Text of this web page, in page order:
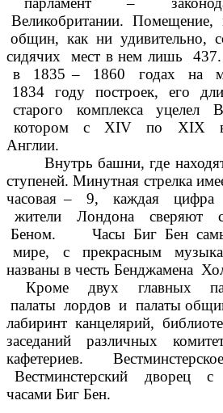
Великобритании. Помещение,
общин, как ни удивительно,
сидячих мест в нем лишь
в 1835 – 1860 годах на
1834 году построек, его
старого комплекса уцелел
котором с XIV по XIX
Англии.
Внутрь башни, где
ступеней. Минутная стрелка
часовая – 9, каждая
жители Лондона
Беном. Часы Биг Бен
мире, с прекрасным
названы в честь Бенджамена
Кроме двух главных
палаты лордов и палаты
лабиринт канцелярий,
заседаний различных
кафетериев.
Вестминстерский дворец
часами Биг Бен.